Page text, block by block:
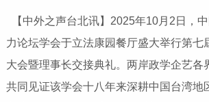
【中外之声台北讯】2025年10月2日，
力论坛学会于立法康园餐厅盛大举行第七
大会暨理事长交接典礼。两岸政学企艺各
共同见证该学会十八年来深耕中国台湾地